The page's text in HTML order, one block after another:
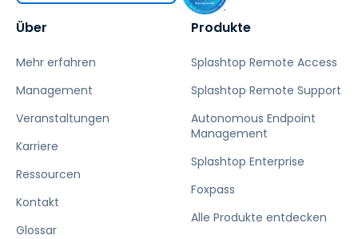
Über
Mehr erfahren
Management
Veranstaltungen
Karriere
Ressourcen
Kontakt
Glossar
Produkte
Splashtop Remote Access
Splashtop Remote Support
Autonomous Endpoint
Management
Splashtop Enterprise
Foxpass
Alle Produkte entdecken